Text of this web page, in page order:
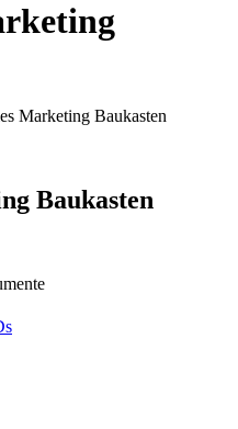
Marketing Baukasten
Baukasten